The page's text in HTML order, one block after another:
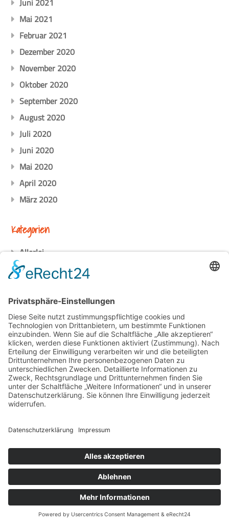
Juni 2021
Mai 2021
Februar 2021
Dezember 2020
November 2020
Oktober 2020
September 2020
August 2020
Juli 2020
Juni 2020
Mai 2020
April 2020
März 2020
Kategorien
Allerlei
Erziehung
Schule
Tipps & Tricks
Schlagwörter
Ausflüge Bausteine Begabung Bett
Butterbrot
Einschulung
Ernährung Essen
Kinderkleidung
Lernen
Lernen Zuhause Lernhilfe
Lernspiele
Puppenhaus
Schlafzimmer
Spielzeug
Stress Stubenrein Talente
Wandern
Windeln
Zuckerfrei
August 2026
M D F
1
2